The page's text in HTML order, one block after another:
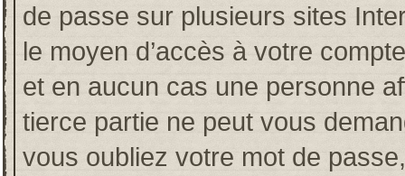
de passe sur plusieurs sites
le moyen d’accès à votre
et en aucun cas une personne
tierce partie ne peut vous
vous oubliez votre mot de